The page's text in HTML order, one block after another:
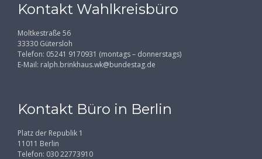
Kontakt Wahlkreisbüro
Moltkestraße 56
33330 Gütersloh
Telefon: 05241 9170931 (montags – donnerstags)
E-Mail: ralph.brinkhaus.wk@bundestag.de
Kontakt Büro in Berlin
Platz der Republik 1
11011 Berlin
Telefon: 030 22773910